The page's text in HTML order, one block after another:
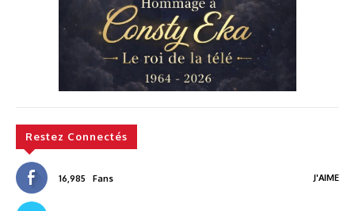
Restez Connectés
16,985 Fans J'AIME